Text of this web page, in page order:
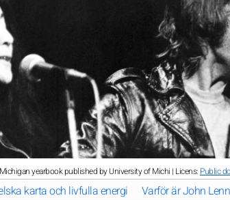
yearbook published by University of Michi | Licens: Public
karta och livfulla energi Varför är John